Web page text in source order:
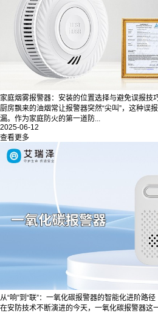
家庭烟雾报警器：安装的位置选择与避免误报技
厨房飘来的油烟常让报警器突然“尖叫”，这种误
漏。作为家庭防火的第一道防...
2025-06-12
查看更多
从“响”到“联”：一氧化碳报警器的智能化进阶路径
在安防技术不断演进的今天，一氧化碳报警器这